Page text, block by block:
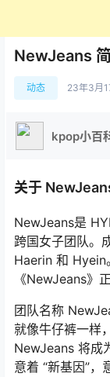
NewJeans
动态 23年3月
kpop小百
关于
NewJeans是
跨国女子团队。
Haerin 和
《NewJeans》
团队名称
就像牛仔裤一样
NewJeans 将成
意着 “新基因”